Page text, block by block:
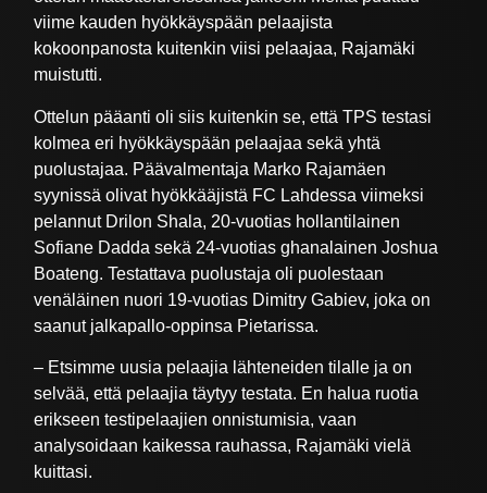
viime kauden hyökkäyspään pelaajista
kokoonpanosta kuitenkin viisi pelaajaa, Rajamäki
muistutti.
Ottelun pääanti oli siis kuitenkin se, että TPS testasi
kolmea eri hyökkäyspään pelaajaa sekä yhtä
puolustajaa. Päävalmentaja Marko Rajamäen
syynissä olivat hyökkääjistä FC Lahdessa viimeksi
pelannut Drilon Shala, 20-vuotias hollantilainen
Sofiane Dadda sekä 24-vuotias ghanalainen Joshua
Boateng. Testattava puolustaja oli puolestaan
venäläinen nuori 19-vuotias Dimitry Gabiev, joka on
saanut jalkapallo-oppinsa Pietarissa.
– Etsimme uusia pelaajia lähteneiden tilalle ja on
selvää, että pelaajia täytyy testata. En halua ruotia
erikseen testipelaajien onnistumisia, vaan
analysoidaan kaikessa rauhassa, Rajamäki vielä
kuittasi.